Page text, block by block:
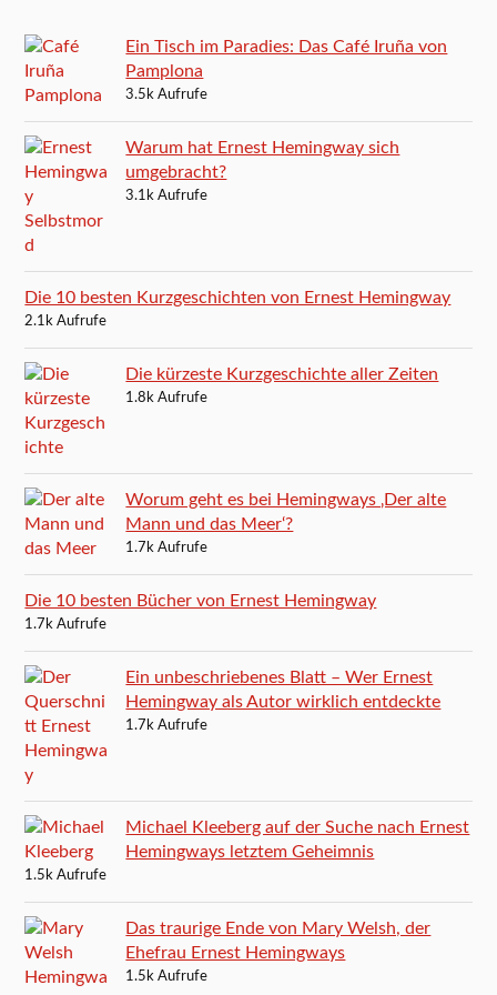
Ein Tisch im Paradies: Das Café Iruña von
Pamplona
3.5k Aufrufe
Warum hat Ernest Hemingway sich
umgebracht?
3.1k Aufrufe
Die 10 besten Kurzgeschichten von Ernest Hemingway
2.1k Aufrufe
Die kürzeste Kurzgeschichte aller Zeiten
1.8k Aufrufe
Worum geht es bei Hemingways ‚Der alte
Mann und das Meer‘?
1.7k Aufrufe
Die 10 besten Bücher von Ernest Hemingway
1.7k Aufrufe
Ein unbeschriebenes Blatt – Wer Ernest
Hemingway als Autor wirklich entdeckte
1.7k Aufrufe
Michael Kleeberg auf der Suche nach Ernest
Hemingways letztem Geheimnis
1.5k Aufrufe
Das traurige Ende von Mary Welsh, der
Ehefrau Ernest Hemingways
1.5k Aufrufe